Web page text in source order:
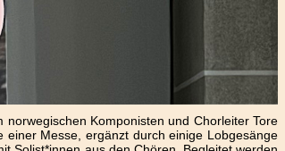
Komponisten und Chorleiter Tore
Messe, ergänzt durch einige Lobgesänge